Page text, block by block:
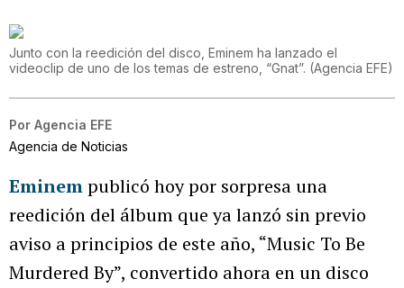
Junto con la reedición del disco, Eminem ha lanzado el
videoclip de uno de los temas de estreno, “Gnat”. (Agencia EFE)
Por Agencia EFE
Agencia de Noticias
Eminempublicó hoy por sorpresa una
reedición del álbum que ya lanzó sin previo
aviso a principios de este año, “Music To Be
Murdered By”, convertido ahora en un disco